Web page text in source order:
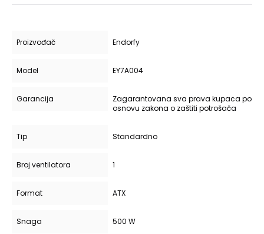
Proizvođač Endorfy
Model EY7A004
Garancija
Zagarantovana sva prava kupaca po
osnovu zakona o zaštiti potrošača
Tip Standardno
Broj ventilatora 1
Format ATX
Snaga 500 W